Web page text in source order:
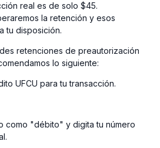
real es de solo $45.
la retención y esos
tu disposición.
retenciones de preautorización
lo siguiente:
UFCU para tu transacción.
como "débito" y digita tu número